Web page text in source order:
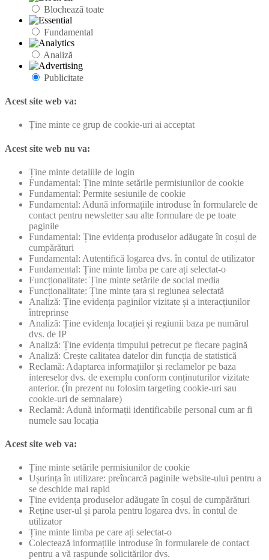
Blochează toate
Fundamental
Analiză
Publicitate
Acest site web va:
Ține minte ce grup de cookie-uri ai acceptat
Acest site web nu va:
Ține minte detaliile de login
Fundamental: Ține minte setările permisiunilor de cookie
Fundamental: Permite sesiunile de cookie
Fundamental: Adună informațiile introduse în formularele de
contact pentru newsletter sau alte formulare de pe toate
paginile
Fundamental: Ține evidența produselor adăugate în coșul de
cumpărături
Fundamental: Autentifică logarea dvs. în contul de utilizator
Fundamental: Ține minte limba pe care ați selectat-o
Funcționalitate: Ține minte setările de social media
Funcționalitate: Ține minte țara și regiunea selectată
Analiză: Ține evidența paginilor vizitate și a interacțiunilor
întreprinse
Analiză: Ține evidența locației și regiunii baza pe numărul
dvs. de IP
Analiză: Ține evidența timpului petrecut pe fiecare pagină
Analiză: Crește calitatea datelor din funcția de statistică
Reclamă: Adaptarea informațiilor și reclamelor pe baza
intereselor dvs. de exemplu conform conținuturilor vizitate
anterior. (În prezent nu folosim targeting cookie-uri sau
cookie-uri de semnalare)
Reclamă: Adună informații identificabile personal cum ar fi
numele sau locația
Acest site web va:
Ține minte setările permisiunilor de cookie
Ușurința în utilizare: preîncarcă paginile website-ului pentru a
se deschide mai rapid
Ține evidența produselor adăugate în coșul de cumpărături
Reține user-ul și parola pentru logarea dvs. în contul de
utilizator
Ține minte limba pe care ați selectat-o
Colectează informațiile introduse în formularele de contact
pentru a vă raspunde solicitărilor dvs.